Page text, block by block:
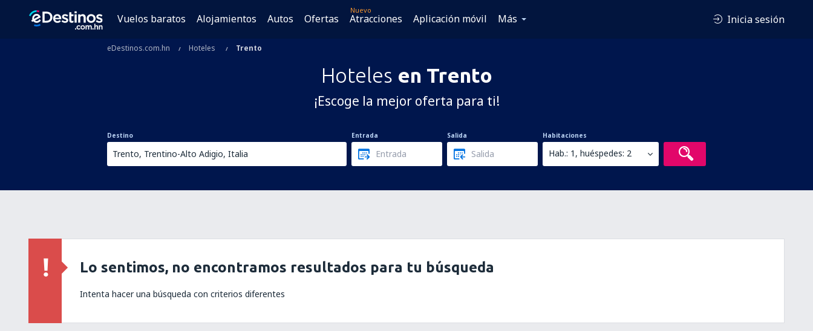
Vuelos baratos Alojamientos Autos Ofertas
Nuevo
Atracciones Aplicación móvil Más Inicia sesión
eDestinos.com.hn Hoteles Trento
Hoteles en Trento
¡Escoge la mejor oferta para ti!
Destino Entrada Salida Habitaciones
Hab.: 1, huéspedes: 2
Lo sentimos, no encontramos resultados para tu búsqueda
Intenta hacer una búsqueda con criterios diferentes